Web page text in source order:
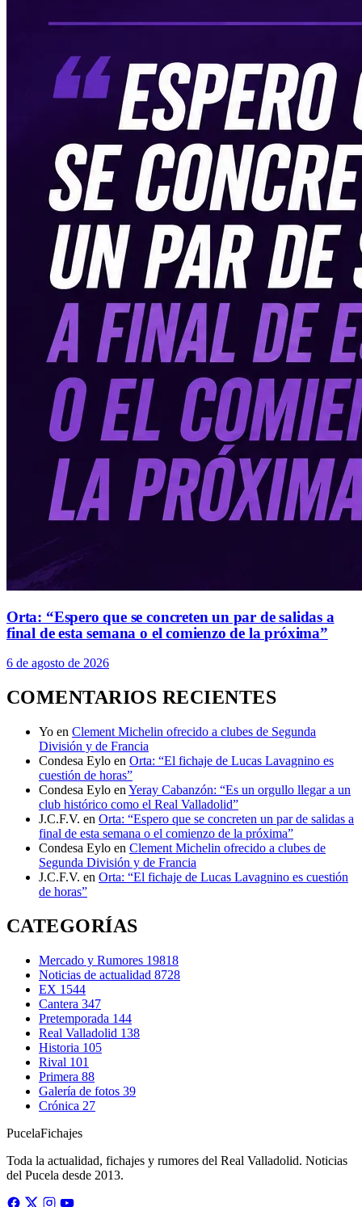
Orta: “Espero que se concreten un par de salidas a
final de esta semana o el comienzo de la próxima”
6 de agosto de 2026
COMENTARIOS RECIENTES
Yo en Clement Michelin ofrecido a clubes de Segunda
División y de Francia
Condesa Eylo en Orta: “El fichaje de Lucas Lavagnino es
cuestión de horas”
Condesa Eylo en Yeray Cabanzón: “Es un orgullo llegar a un
club histórico como el Real Valladolid”
J.C.F.V. en Orta: “Espero que se concreten un par de salidas a
final de esta semana o el comienzo de la próxima”
Condesa Eylo en Clement Michelin ofrecido a clubes de
Segunda División y de Francia
J.C.F.V. en Orta: “El fichaje de Lucas Lavagnino es cuestión
de horas”
CATEGORÍAS
Mercado y Rumores 19818
Noticias de actualidad 8728
EX 1544
Cantera 347
Pretemporada 144
Real Valladolid 138
Historia 105
Rival 101
Primera 88
Galería de fotos 39
Crónica 27
PucelaFichajes
Toda la actualidad, fichajes y rumores del Real Valladolid. Noticias
del Pucela desde 2013.